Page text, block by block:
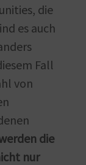
die
es auch
Fall
von
die
nur